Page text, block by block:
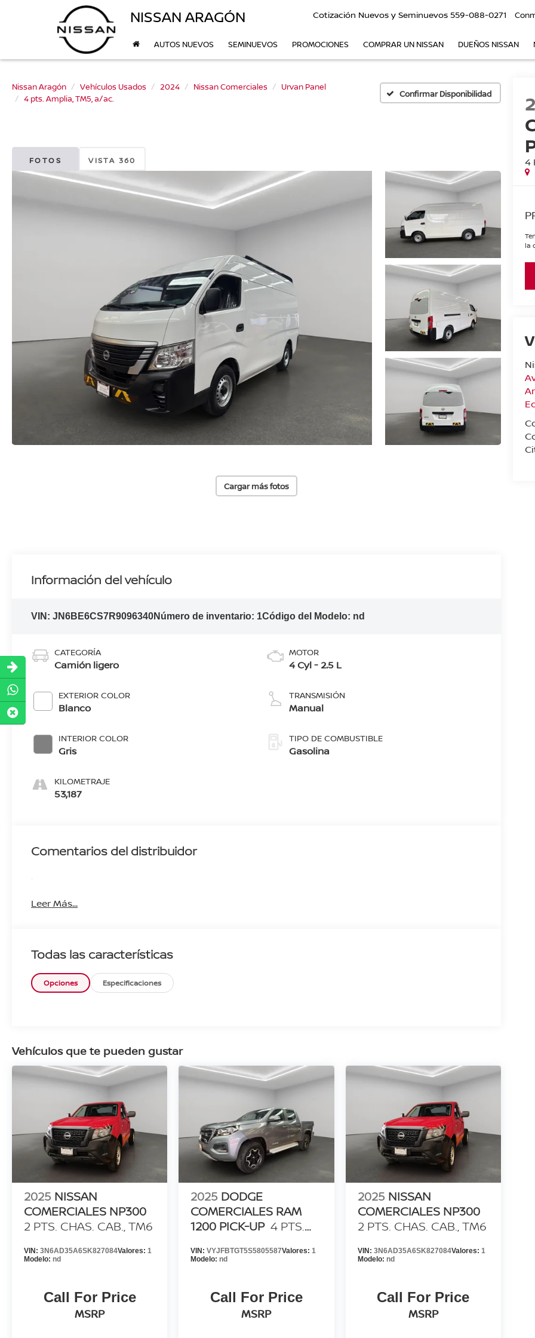
NISSAN ARAGÓN Cotización Nuevos y Seminuevos 559-088-0271
AUTOS NUEVOS SEMINUEVOS PROMOCIONES COMPRAR UN NISSAN DUEÑOS NISSAN
Nissan Aragón Vehículos Usados 2024 Nissan Comerciales
Urvan Panel
4 pts. Amplia, TM5, a/ac.
Confirmar Disponibilidad
FOTOS VISTA 360
Cargar más fotos
4
la
Información del vehículo
VIN:JN6BE6CS7R9096340Número de inventario: 1Código del Modelo: nd
CATEGORÍA
Camión ligero
EXTERIOR COLOR
Blanco
INTERIOR COLOR
Gris
KILOMETRAJE
53,187
MOTOR
4 Cyl - 2.5 L
TRANSMISIÓN
Manual
TIPO DE COMBUSTIBLE
Gasolina
Comentarios del distribuidor
Leer Más...
Todas las características
Opciones Especificaciones
Vehículos que te pueden gustar
2025 NISSAN
COMERCIALES NP300
2 PTS. CHAS. CAB., TM6
VIN: 3N6AD35A6SK827084Valores: 1
Modelo: nd
Call For Price
MSRP
2025 DODGE
COMERCIALES RAM
1200 PICK-UP 4 PTS.
2.4T, TA, F. NIEBLA, RA-
VIN:VYJFBTGT5S5805587Valores: 1
Modelo:nd
Call For Price
MSRP
2025 NISSAN
COMERCIALES NP300
2 PTS. CHAS. CAB., TM6
VIN: 3N6AD35A6SK827084Valores: 1
Modelo: nd
Call For Price
MSRP